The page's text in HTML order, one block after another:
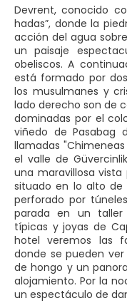
Devrent, conocido
hadas”, donde la
acción del agua
un paisaje
obeliscos. A
está formado por
los musulmanes y
lado derecho son de
dominadas por el
viñedo de Pasabag
llamadas
el valle de
una maravillosa
situado en lo alto
perforado por
parada en un taller
típicas y joyas de
hotel veremos las
donde se pueden
de hongo y un
alojamiento. Por la
un espectáculo de